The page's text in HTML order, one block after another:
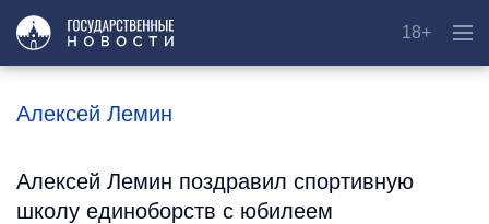
18+
Алексей Лемин
Алексей Лемин поздравил спортивную
школу единоборств с юбилеем